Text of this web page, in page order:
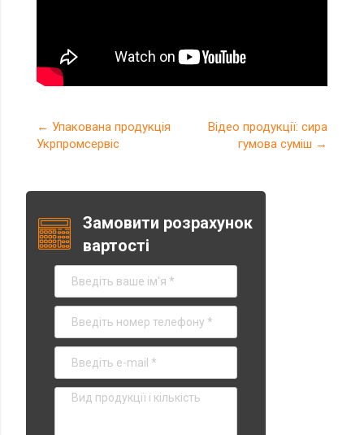
Post navigation
← Упакована продукція
Укрпромсервіс
Відео продукції: сира
гумова суміш →
Замовити розрахунок
вартості